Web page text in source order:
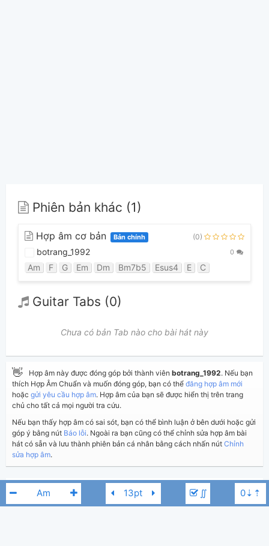
∬
Phiên bản khác (1)
Hợp âm cơ bản Bản chính (0)
botrang_1992 0
Am F G Em Dm Bm7b5 Esus4 E C
Guitar Tabs (0)
Chưa có bản Tab nào cho bài hát này
👋 Hợp âm này được đóng góp bởi thành viên botrang_1992. Nếu bạn
thích Hợp Âm Chuẩn và muốn đóng góp, bạn có thể đăng hợp âm mới
hoặc gửi yêu cầu hợp âm. Hợp âm của bạn sẽ được hiển thị trên trang
chủ cho tất cả mọi người tra cứu.
Nếu bạn thấy hợp âm có sai sót, bạn có thể bình luận ở bên dưới hoặc gửi
góp ý bằng nút Báo lỗi. Ngoài ra bạn cũng có thể chỉnh sửa hợp âm bài
hát có sẵn và lưu thành phiên bản cá nhân bằng cách nhấn nút Chỉnh
sửa hợp âm.
Thêm vào In ra giấy Quản lý